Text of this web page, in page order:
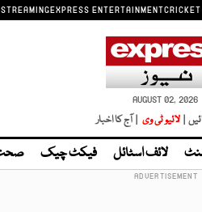
EXPRESS ENTERTAINMENT
AUGUST 02, 2026
| لائیو ٹی وی | آج کا اخبار
لائف اسٹائل فیکٹ چیک